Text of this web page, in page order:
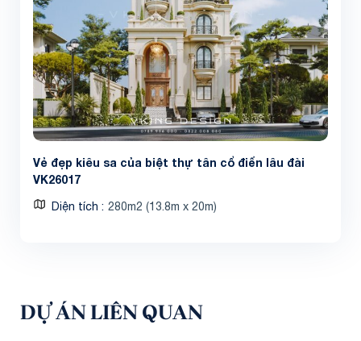
Vẻ đẹp kiêu sa của biệt thự tân cổ điển lâu đài
VK26017
Diện tích 280m2 (13.8m x 20m)
DỰ ÁN LIÊN QUAN